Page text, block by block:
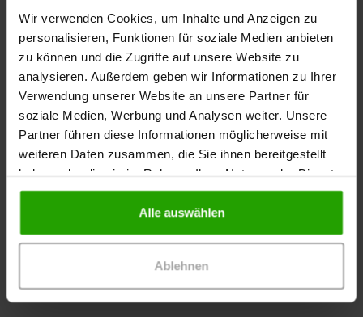
Wir verwenden Cookies, um Inhalte und Anzeigen zu
personalisieren, Funktionen für soziale Medien anbieten
zu können und die Zugriffe auf unsere Website zu
analysieren. Außerdem geben wir Informationen zu Ihrer
Verwendung unserer Website an unsere Partner für
soziale Medien, Werbung und Analysen weiter. Unsere
Partner führen diese Informationen möglicherweise mit
weiteren Daten zusammen, die Sie ihnen bereitgestellt
haben oder die sie im Rahmen Ihrer Nutzung der Dienste
gesammelt haben.
Alle auswählen
Ablehnen
Jetzt bewerben
Bitte sende uns deine Bewerbungsunterlagen per
Post an die angegebene Adresse (s.o. Kontakt).
Kontakt
Praxis
Frau Dr. Dagmar Richter-Hintz
Gustav-Heinemann Straße 7
Tel: 02235-9299346